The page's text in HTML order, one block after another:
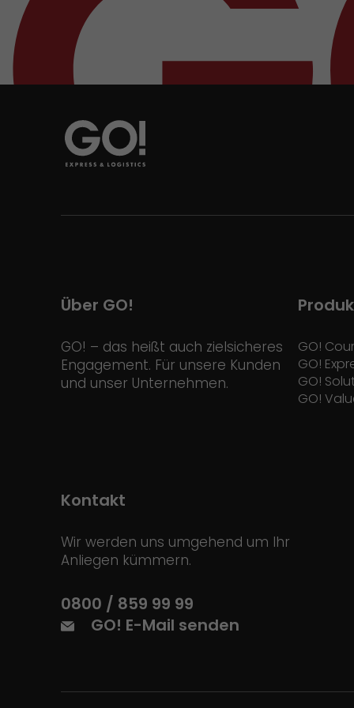
Über GO!
GO! – das heißt auch zielsicheres
Engagement. Für unsere Kunden
und unser Unternehmen.
GO!
GO!
GO!
GO!
Kontakt
Wir werden uns umgehend um Ihr
Anliegen kümmern.
0800 / 859 99 99
GO! E-Mail senden